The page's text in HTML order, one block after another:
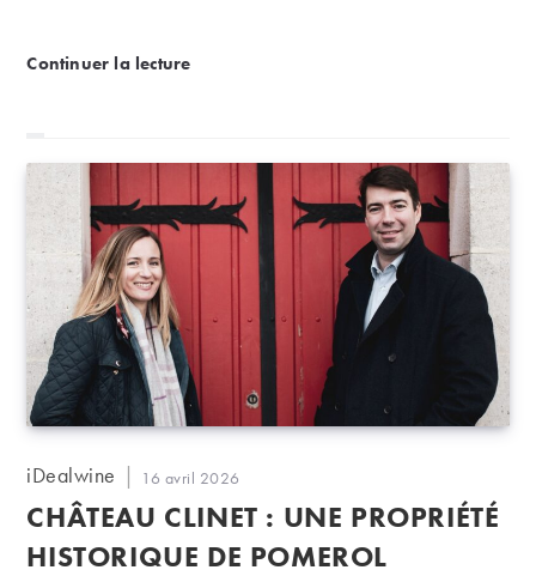
Continuer la lectureDistillerie Talisker : un rêve sur l’île de Skye
Auteur/autrice
la
publication :
iDealwine
Publication
publiée :
16 avril 2026
CHÂTEAU CLINET : UNE PROPRIÉTÉ
HISTORIQUE DE POMEROL